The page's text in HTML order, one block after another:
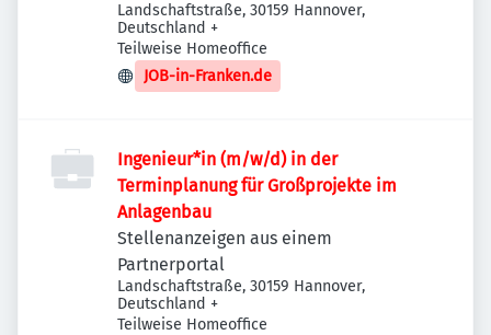
Landschaftstraße, 30159 Hannover,
Deutschland +
Teilweise Homeoffice
JOB-in-Franken.de
Ingenieur*in (m/w/d) in der
Terminplanung für Großprojekte im
Anlagenbau
Stellenanzeigen aus einem
Partnerportal
Landschaftstraße, 30159 Hannover,
Deutschland +
Teilweise Homeoffice